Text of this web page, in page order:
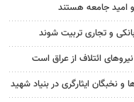
و امید جامعه هستند
و تجاری تربیت شوند
نخبگان ایثارگری در بنیاد شهید